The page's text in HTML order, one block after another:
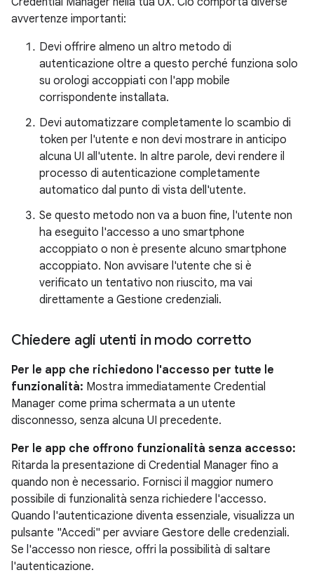
avvertenze importanti:
Devi offrire almeno un altro metodo di
autenticazione oltre a questo perché funziona solo
su orologi accoppiati con l'app mobile
corrispondente installata.
Devi automatizzare completamente lo scambio di
token per l'utente e non devi mostrare in anticipo
alcuna UI all'utente. In altre parole, devi rendere il
processo di autenticazione completamente
automatico dal punto di vista dell'utente.
Se questo metodo non va a buon fine, l'utente non
ha eseguito l'accesso a uno smartphone
accoppiato o non è presente alcuno smartphone
accoppiato. Non avvisare l'utente che si è
verificato un tentativo non riuscito, ma vai
direttamente a Gestione credenziali.
Chiedere agli utenti in modo corretto
Per le app che richiedono l'accesso per tutte le
funzionalità: Mostra immediatamente Credential
Manager come prima schermata a un utente
disconnesso, senza alcuna UI precedente.
Per le app che offrono funzionalità senza accesso:
Ritarda la presentazione di Credential Manager fino a
quando non è necessario. Fornisci il maggior numero
possibile di funzionalità senza richiedere l'accesso.
Quando l'autenticazione diventa essenziale, visualizza un
pulsante "Accedi" per avviare Gestore delle credenziali.
Se l'accesso non riesce, offri la possibilità di saltare
l'autenticazione.